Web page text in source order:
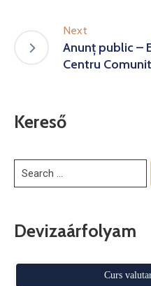
Next
Anunț public –
Centru
Kereső
Devizaárfolyam
Curs